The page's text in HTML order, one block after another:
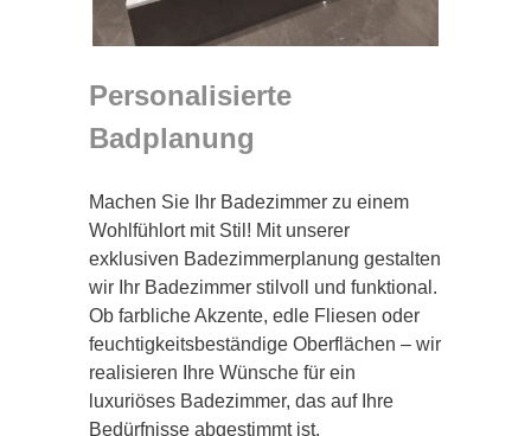
Personalisierte
Badplanung
Machen Sie Ihr Badezimmer zu einem
Wohlfühlort mit Stil! Mit unserer
exklusiven Badezimmerplanung gestalten
wir Ihr Badezimmer stilvoll und funktional.
Ob farbliche Akzente, edle Fliesen oder
feuchtigkeitsbeständige Oberflächen – wir
realisieren Ihre Wünsche für ein
luxuriöses Badezimmer, das auf Ihre
Bedürfnisse abgestimmt ist.